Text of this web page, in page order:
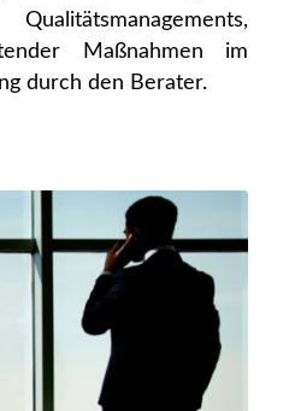
Maßnahmen im
durch den Berater.